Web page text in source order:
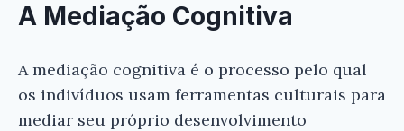
A Mediação Cognitiva
A mediação cognitiva é o processo pelo qual
os indivíduos usam ferramentas culturais para
mediar seu próprio desenvolvimento